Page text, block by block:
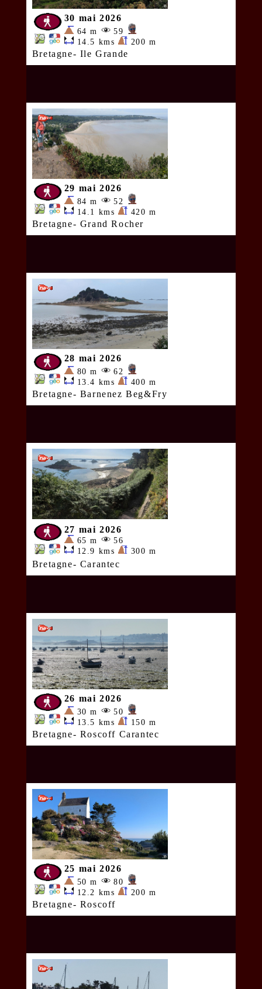
30 mai 2026
64 m
59
14.5 kms
200 m
Bretagne- Ile Grande
29 mai 2026
84 m
52
14.1 kms
420 m
Bretagne- Grand Rocher
28 mai 2026
80 m
62
13.4 kms
400 m
Bretagne- Barnenez Beg&Fry
27 mai 2026
65 m
56
12.9 kms
300 m
Bretagne- Carantec
26 mai 2026
30 m
50
13.5 kms
150 m
Bretagne- Roscoff Carantec
25 mai 2026
50 m
80
12.2 kms
200 m
Bretagne- Roscoff